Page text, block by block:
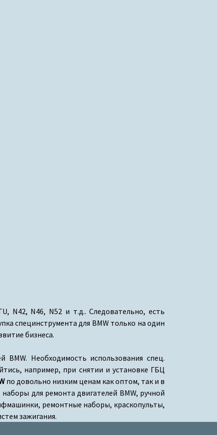
N42, N46, N52 и т.д.. Следовательно, есть
специнструмента для BMW только на один
бизнеса.
Необходимость использования спец.
например, при снятии и установке ГБЦ
по довольно низким ценам как оптом, так и в
для ремонта двигателей BMW, ручной
ремонтные наборы, краскопульты,
зажигания.